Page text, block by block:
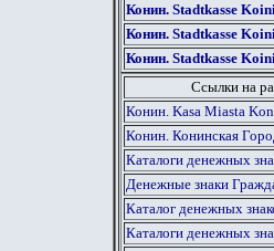
Конин. Stadtkasse
Конин. Stadtkasse
Конин. Stadtkasse
Ссылки на
Конин. Kasa Miasta
Конин. Конинская
Каталоги денежных
Денежные знаки
Каталог денежных
Каталоги денежных